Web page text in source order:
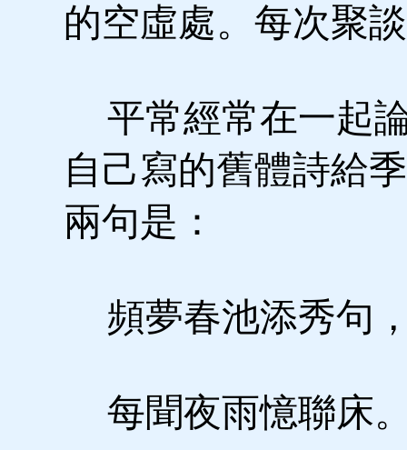
的空虛處。每次聚
平常經常在一起
自己寫的舊體詩給
兩句是：
頻夢春池添秀句
每聞夜雨憶聯床